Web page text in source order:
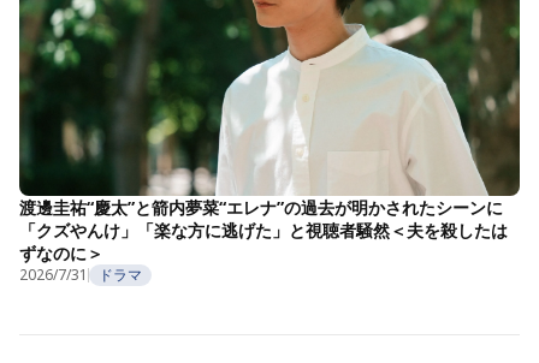
渡邊圭祐“慶太”と箭内夢菜“エレナ”の過去が明かされたシーンに
「クズやんけ」「楽な方に逃げた」と視聴者騒然＜夫を殺したは
ずなのに＞
2026/7/31 ドラマ